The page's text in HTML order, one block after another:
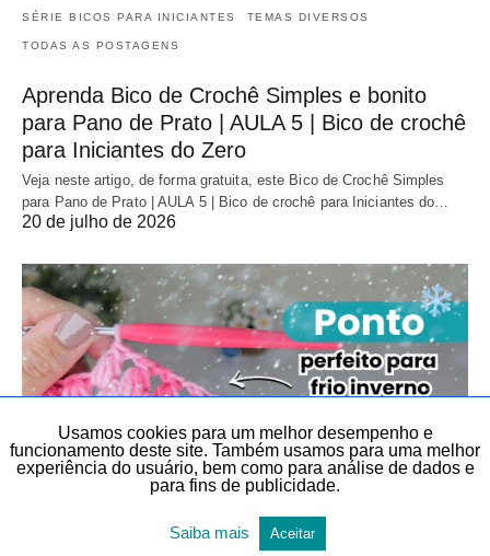
SÉRIE BICOS PARA INICIANTES TEMAS DIVERSOS
TODAS AS POSTAGENS
Aprenda Bico de Crochê Simples e bonito
para Pano de Prato | AULA 5 | Bico de crochê
para Iniciantes do Zero
Veja neste artigo, de forma gratuita, este Bico de Crochê Simples
para Pano de Prato | AULA 5 | Bico de crochê para Iniciantes do…
20 de julho de 2026
DIY DIY
Usamos cookies para um melhor desempenho e
funcionamento deste site. Também usamos para uma melhor
experiência do usuário, bem como para análise de dados e
para fins de publicidade.
Saiba mais Aceitar